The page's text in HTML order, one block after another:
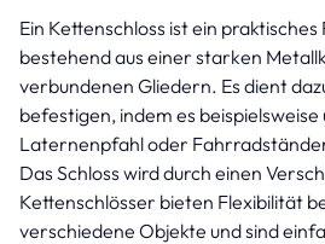
Ein Kettenschloss ist ein
bestehend aus einer starken
verbundenen Gliedern. Es dient
befestigen, indem es beispielsweise
Laternenpfahl oder
Das Schloss wird durch einen
Kettenschlösser bieten Flexibilität
verschiedene Objekte und sind